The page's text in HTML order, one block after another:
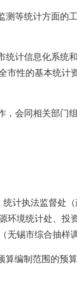
等统计方面的
计信息化系统
市性的基本统
会同相关部门
执法监督处（
环境统计处、
锡市综合抽样
编制范围的预